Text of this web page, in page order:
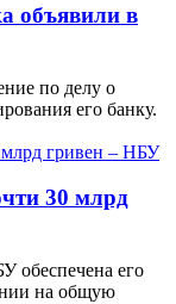
объявили в
по делу о
его банку.
30 млрд
обеспечена его
на общую